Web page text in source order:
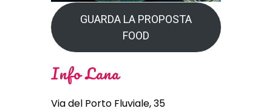
GUARDA LA PROPOSTA
FOOD
Info Lana
Via del Porto Fluviale, 35